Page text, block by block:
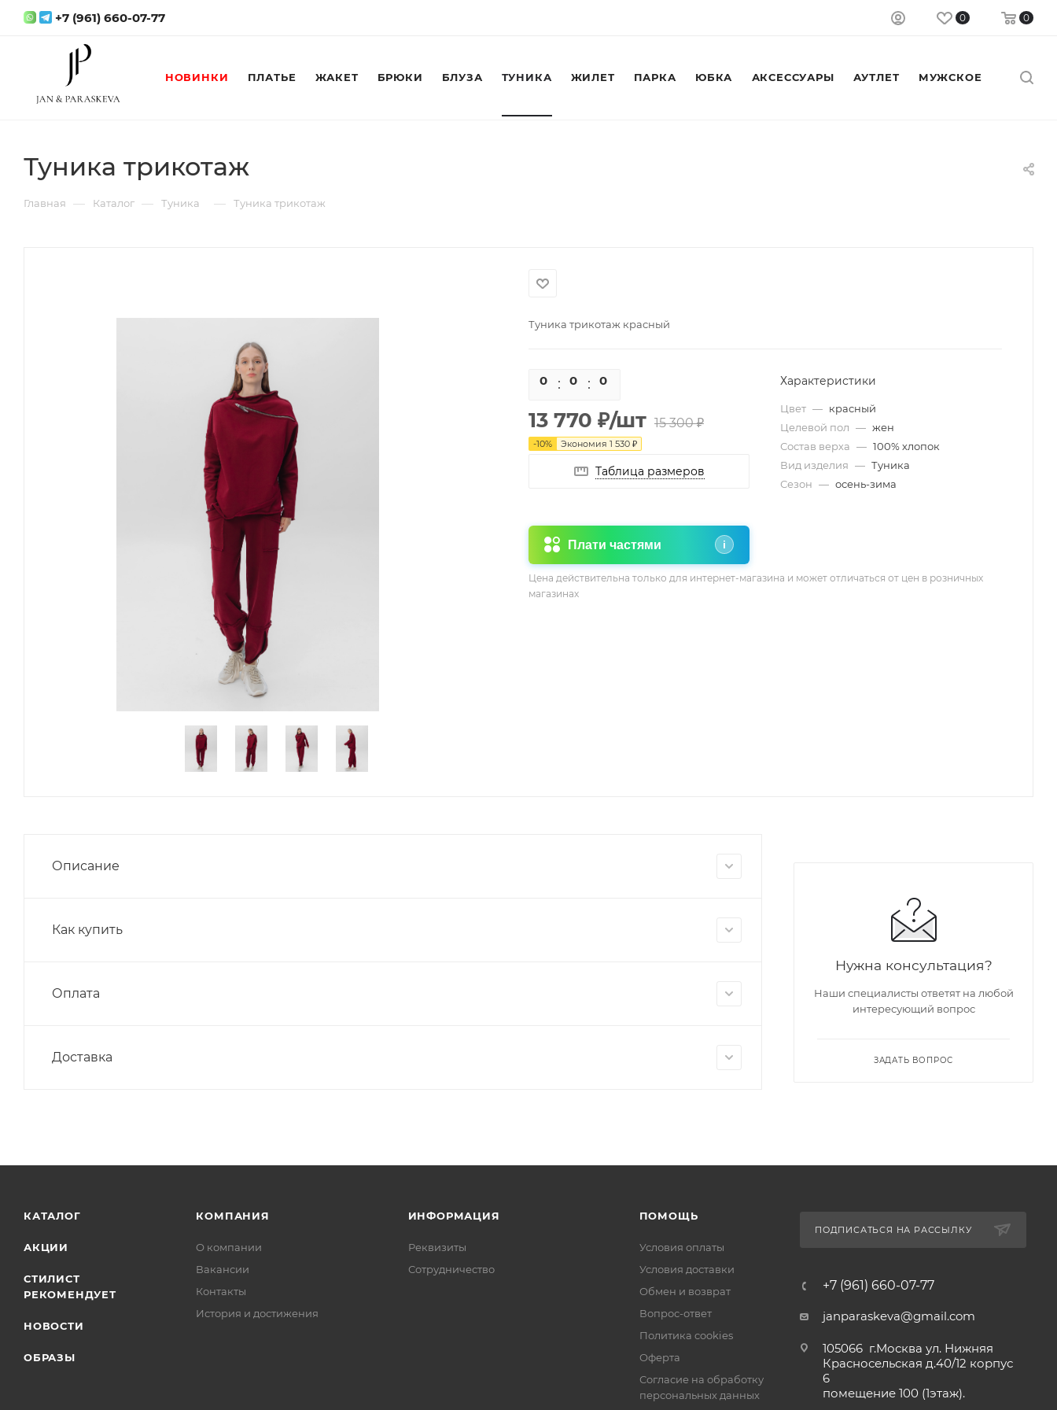
+7 (961) 660-07-77 0 0
НОВИНКИ ПЛАТЬЕ ЖАКЕТ БРЮКИ БЛУЗА ТУНИКА ЖИЛЕТ ПАРКА ЮБКА АКСЕССУАРЫ АУТЛЕТ МУЖСКОЕ
Туника трикотаж
Главная — Каталог — Туника — Туника трикотаж
Туника трикотаж красный
0 0 0
13 770 ₽/шт 15 300₽
-10% Экономия 1 530 ₽
Таблица размеров
Плати частями i
Характеристики
Цвет — красный
Целевой пол — жен
Состав верха — 100% хлопок
Вид изделия — Туника
Сезон — осень-зима
Цена действительна только для интернет-магазина и может отличаться от цен в розничных
магазинах
Описание
Как купить
Оплата
Доставка
Нужна консультация?
Наши специалисты ответят на любой
интересующий вопрос
ЗАДАТЬ ВОПРОС
КАТАЛОГ
АКЦИИ
СТИЛИСТ
РЕКОМЕНДУЕТ
НОВОСТИ
ОБРАЗЫ
КОМПАНИЯ
О компании
Вакансии
Контакты
История и достижения
ИНФОРМАЦИЯ
Реквизиты
Сотрудничество
ПОМОЩЬ
Условия оплаты
Условия доставки
Обмен и возврат
Вопрос-ответ
Политика cookies
Оферта
Согласие на обработку
персональных данных
ПОДПИСАТЬСЯ НА РАССЫЛКУ
+7 (961) 660-07-77
janparaskeva@gmail.com
105066 г.Москва ул. Нижняя
Красносельская д.40/12 корпус
6
помещение 100 (1этаж).